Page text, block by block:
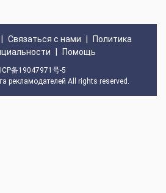
Связаться с нами
Политика
Помощь
备19047971号-5
рекламодателей All rights reserved.